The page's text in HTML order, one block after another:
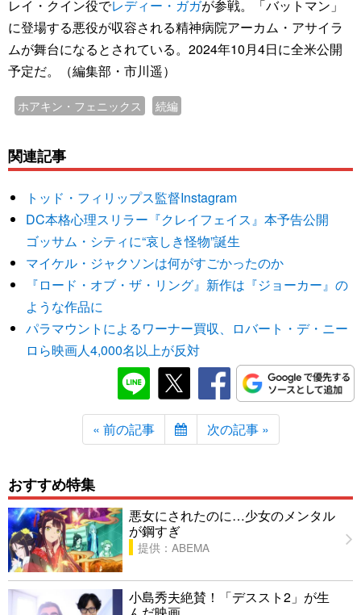
レイ・クイン役でレディー・ガガが参戦。「バットマン」
に登場する悪役が収容される精神病院アーカム・アサイラ
ムが舞台になるとされている。2024年10月4日に全米公開
予定だ。（編集部・市川遥）
ホアキン・フェニックス 続編
関連記事
トッド・フィリップス監督Instagram
DC本格心理スリラー『クレイフェイス』本予告公開
ゴッサム・シティに“哀しき怪物”誕生
マイケル・ジャクソンは何がすごかったのか
『ロード・オブ・ザ・リング』新作は『ジョーカー』の
ような作品に
パラマウントによるワーナー買収、ロバート・デ・ニー
ロら映画人4,000名以上が反対
« 前の記事 次の記事 »
おすすめ特集
悪女にされたのに…少女のメンタル
が鋼すぎ
提供：ABEMA
小島秀夫絶賛！「デススト2」が生